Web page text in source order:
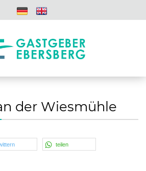
der Wiesmühle
teilen